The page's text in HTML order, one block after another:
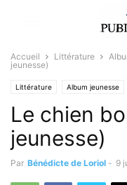
Accueil Littérature
jeunesse)
Littérature Album jeunesse
Le chien
jeunesse)
Par Bénédicte de Loriol - 9